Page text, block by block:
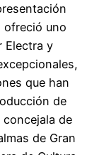
ofreció uno
Electra y
que han
de
concejala de
de Gran